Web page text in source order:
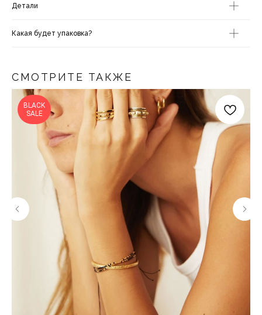
Детали
Какая будет упаковка?
СМОТРИТЕ ТАКЖЕ
BLACK
SALE